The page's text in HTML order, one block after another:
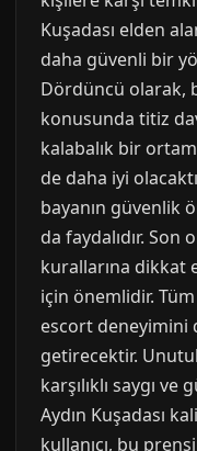
Kuşadası elden
daha güvenli bir
Dördüncü olarak,
konusunda titiz
kalabalık bir
de daha iyi
bayanın güvenlik
da faydalıdır.
kurallarına dikkat
için önemlidir. Tüm
escort deneyimini
getirecektir.
karşılıklı saygı
Aydın Kuşadası
kullanıcı, bu